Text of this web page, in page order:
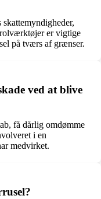
er vigtige
på tværs af grænser.
ved at blive
få dårlig omdømme
i en
medvirket.